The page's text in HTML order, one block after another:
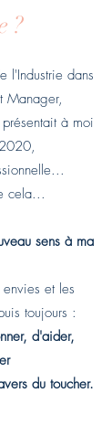
?
l'Industrie dans
Manager,
à moi
cela...
sens à ma
et les
toujours :
d'aider,
du toucher.